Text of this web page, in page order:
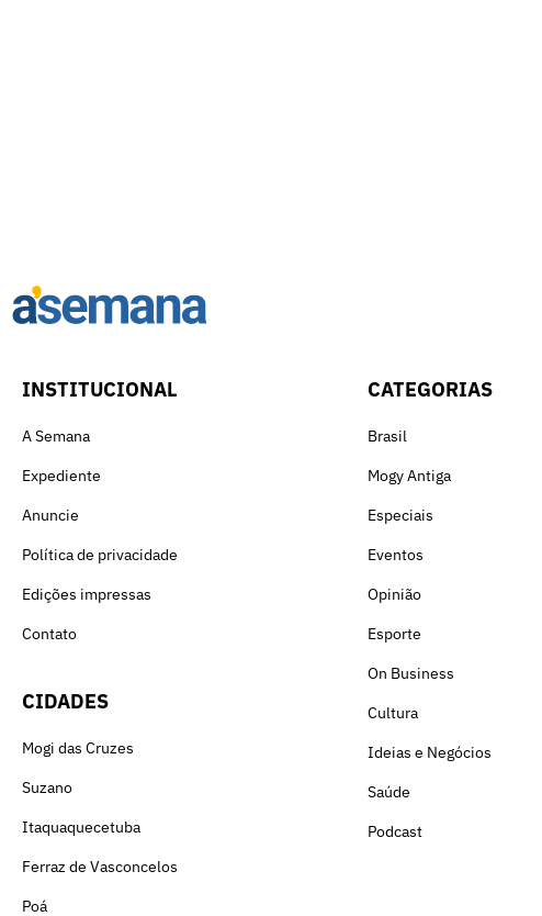
INSTITUCIONAL
A Semana
Expediente
Anuncie
Política de privacidade
Edições impressas
Contato
CIDADES
Mogi das Cruzes
Suzano
Itaquaquecetuba
Ferraz de Vasconcelos
Poá
CATEGORIAS
Brasil
Mogy Antiga
Especiais
Eventos
Opinião
Esporte
On Business
Cultura
Ideias e Negócios
Saúde
Podcast